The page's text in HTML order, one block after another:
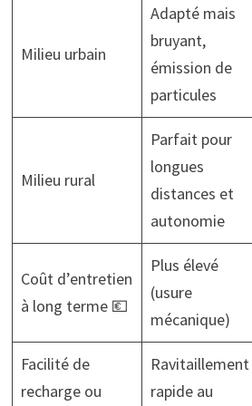
Milieu urbain
Adapté mais
bruyant,
émission de
particules
Milieu rural
Parfait pour
longues
distances et
autonomie
Coût d’entretien
à long terme 💶
Plus élevé
(usure
mécanique)
Facilité de
recharge ou
Ravitaillement
rapide au